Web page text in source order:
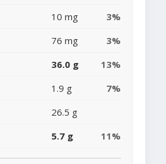
10 mg
3%
76 mg
3%
36.0 g
13%
1.9 g
7%
26.5 g
5.7 g 11%